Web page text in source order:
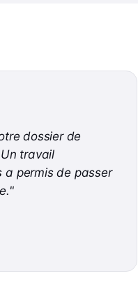
dossier de
travail
a permis de passer
"